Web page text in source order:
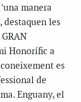
manera
les
Honorífic a
es
de
Enguany, el